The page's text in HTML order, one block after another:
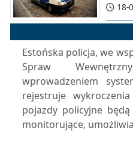
18-
Estońska policja, we
Spraw
wprowadzeniem
rejestruje
pojazdy policyjne
monitorujące,